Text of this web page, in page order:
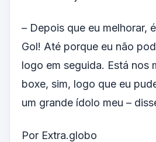
– Depois que eu melhorar,
Gol! Até porque eu não
logo em seguida. Está nos
boxe, sim, logo que eu
um grande ídolo meu –
Por Extra.globo